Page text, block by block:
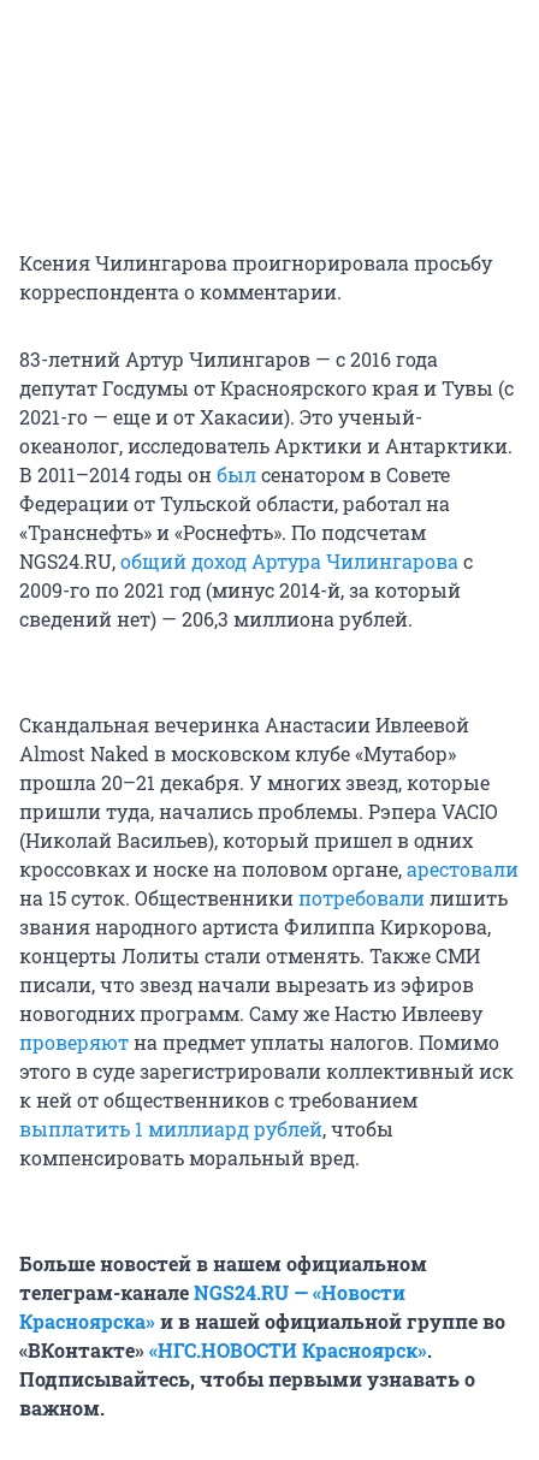
Ксения Чилингарова проигнорировала просьбу
корреспондента о комментарии.
83-летний Артур Чилингаров — с 2016 года
депутат Госдумы от Красноярского края и Тувы (с
2021-го — еще и от Хакасии). Это ученый-
океанолог, исследователь Арктики и Антарктики.
В 2011–2014 годы онбылсенатором в Совете
Федерации от Тульской области, работал на
«Транснефть» и «Роснефть». По подсчетам
NGS24.RU,общий доход Артура Чилингаровас
2009-го по 2021 год (минус 2014-й, за который
сведений нет) — 206,3 миллиона рублей.
Скандальная вечеринка Анастасии Ивлеевой
Almost Naked в московском клубе «Мутабор»
прошла 20–21 декабря. У многих звезд, которые
пришли туда, начались проблемы. Рэпера VACIO
(Николай Васильев), который пришел в одних
кроссовках и носке на половом органе,арестовали
на 15 суток. Общественникипотребовалилишить
звания народного артиста Филиппа Киркорова,
концерты Лолиты стали отменять. Также СМИ
писали, что звезд начали вырезать из эфиров
новогодних программ. Саму же Настю Ивлееву
проверяютна предмет уплаты налогов. Помимо
этого в суде зарегистрировали коллективный иск
к ней от общественников с требованием
выплатить 1 миллиард рублей, чтобы
компенсировать моральный вред.
Больше новостей в нашем официальном
телеграм-каналеNGS24.RU — «Новости
Красноярска»и в нашей официальной группе во
«ВКонтакте»«НГС.НОВОСТИ Красноярск».
Подписывайтесь, чтобы первыми узнавать о
важном.